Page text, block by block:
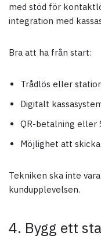
med stöd för
integration med
Bra att ha från start:
Trådlös eller
Digitalt
QR-betalning eller
Möjlighet att
Tekniken ska inte
kundupplevelsen.
4. Bygg ett